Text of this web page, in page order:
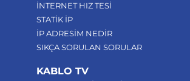
İNTERNET HIZ TESİ
STATİK İP
İP ADRESİM NEDİR
SIKÇA SORULAN SORULAR
KABLO TV